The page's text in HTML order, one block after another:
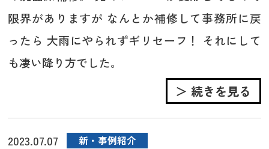
限界がありますが なんとか補修して事務所に戻
ったら 大雨にやられずギリセーフ！ それにして
も凄い降り方でした。
＞ 続きを見る
2023.07.07 新・事例紹介